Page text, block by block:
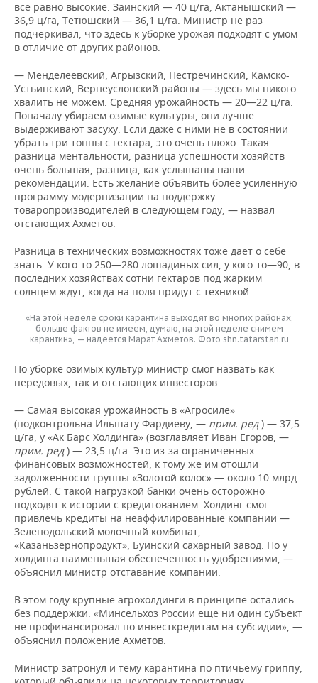
все равно высокие: Заинский — 40 ц/га, Актанышский —
36,9 ц/га, Тетюшский — 36,1 ц/га. Министр не раз
подчеркивал, что здесь к уборке урожая подходят с умом
в отличие от других районов.
— Менделеевский, Агрызский, Пестречинский, Камско-
Устьинский, Вернеуслонский районы — здесь мы никого
хвалить не можем. Средняя урожайность — 20—22 ц/га.
Поначалу убираем озимые культуры, они лучше
выдерживают засуху. Если даже с ними не в состоянии
убрать три тонны с гектара, это очень плохо. Такая
разница ментальности, разница успешности хозяйств
очень большая, разница, как услышаны наши
рекомендации. Есть желание объявить более усиленную
программу модернизации на поддержку
товаропроизводителей в следующем году, — назвал
отстающих Ахметов.
Разница в технических возможностях тоже дает о себе
знать. У кого-то 250—280 лошадиных сил, у кого-то—90, в
последних хозяйствах сотни гектаров под жарким
солнцем ждут, когда на поля придут с техникой.
«На этой неделе сроки карантина выходят во многих районах,
больше фактов не имеем, думаю, на этой неделе снимем
карантин», — надеется Марат Ахметов. Фото shn.tatarstan.ru
По уборке озимых культур министр смог назвать как
передовых, так и отстающих инвесторов.
— Самая высокая урожайность в «Агросиле»
(подконтрольна Ильшату Фардиеву, — прим. ред.) — 37,5
ц/га, у «Ак Барс Холдинга» (возглавляет Иван Егоров, —
прим. ред.) — 23,5 ц/га. Это из-за ограниченных
финансовых возможностей, к тому же им отошли
задолженности группы «Золотой колос» — около 10 млрд
рублей. С такой нагрузкой банки очень осторожно
подходят к истории с кредитованием. Холдинг смог
привлечь кредиты на неаффилированные компании —
Зеленодольский молочный комбинат,
«Казаньзернопродукт», Буинский сахарный завод. Но у
холдинга наименьшая обеспеченность удобрениями, —
объяснил министр отставание компании.
В этом году крупные агрохолдинги в принципе остались
без поддержки. «Минсельхоз России еще ни один субъект
не профинансировал по инвесткредитам на субсидии», —
объяснил положение Ахметов.
Министр затронул и тему карантина по птичьему гриппу,